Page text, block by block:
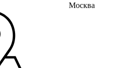
Москва